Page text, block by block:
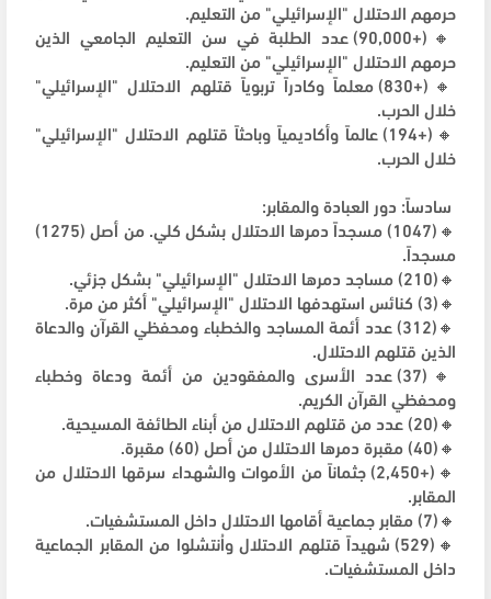
حرمهم الاحتلال "الإسرائيلي" من التعليم.
🔸(+90,000) عدد الطلبة في سن التعليم الجامعي الذين
حرمهم الاحتلال "الإسرائيلي" من التعليم.
🔸(+830) معلماً وكادراً تربوياً قتلهم الاحتلال "الإسرائيلي"
خلال الحرب.
🔸(+194) عالماً وأكاديمياً وباحثاً قتلهم الاحتلال "الإسرائيلي"
خلال الحرب.
سادساً: دور العبادة والمقابر:
🔸(1047) مسجداً دمرها الاحتلال بشكل كلي. من أصل (1275)
مسجداً.
🔸(210) مساجد دمرها الاحتلال "الإسرائيلي" بشكل جزئي.
🔸(3) كنائس استهدفها الاحتلال "الإسرائيلي" أكثر من مرة.
🔸(312) عدد أئمة المساجد والخطباء ومحفظي القرآن والدعاة
الذين قتلهم الاحتلال.
🔸(37) عدد الأسرى والمفقودين من أئمة ودعاة وخطباء
ومحفظي القرآن الكريم.
🔸(20) عدد من قتلهم الاحتلال من أبناء الطائفة المسيحية.
🔸(40) مقبرة دمرها الاحتلال من أصل (60) مقبرة.
🔸(+2,450) جثماناً من الأموات والشهداء سرقها الاحتلال من
المقابر.
🔸(7) مقابر جماعية أقامها الاحتلال داخل المستشفيات.
🔸(529) شهيداً قتلهم الاحتلال واُنتشلوا من المقابر الجماعية
داخل المستشفيات.